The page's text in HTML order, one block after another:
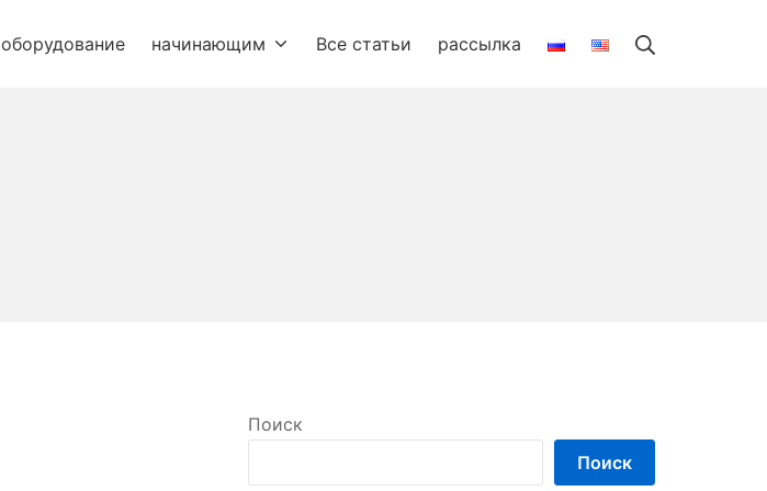
оборудование начинающим Все статьи рассылка
Поиск
Поиск